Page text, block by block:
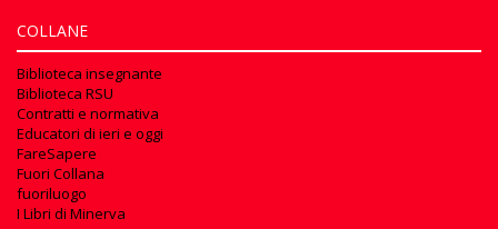
COLLANE
Biblioteca insegnante
Biblioteca RSU
Contratti e normativa
Educatori di ieri e oggi
FareSapere
Fuori Collana
fuoriluogo
I Libri di Minerva